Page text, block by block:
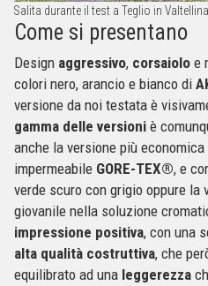
Salita durante il test a Teglio in Valtellina
Come si presentano
Design aggressivo, corsaiolo e
colori nero, arancio e bianco di
versione da noi testata è
gamma delle versioni è
anche la versione più
impermeabile GORE-TEX®, e
verde scuro con grigio oppure la
giovanile nella soluzione
impressione positiva, con una
alta qualità costruttiva, che
equilibrato ad una leggerezza